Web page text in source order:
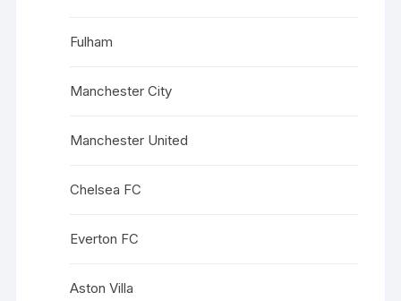
Fulham
Manchester City
Manchester United
Chelsea FC
Everton FC
Aston Villa